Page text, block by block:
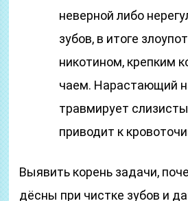
неверной либо
зубов, в итоге
никотином, крепким
чаем. Нарастающий
травмирует
приводит к
Выявить корень задачи,
дёсны при чистке зубов и